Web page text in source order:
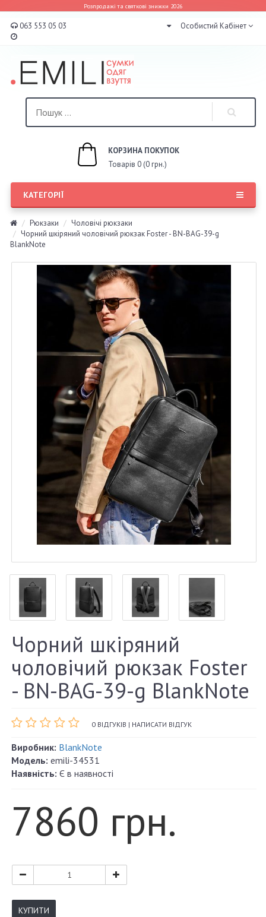
Розпродажі та святкові знижки 2026
063 553 05 03 Особистий Кабінет
КОРЗИНА ПОКУПОК
Товарів 0 (0 грн.)
КАТЕГОРІЇ
Рюкзаки
Чоловічі рюкзаки
Чорний шкіряний чоловічий рюкзак Foster - BN-BAG-39-g
BlankNote
Чорний шкіряний
чоловічий рюкзак Foster
- BN-BAG-39-g BlankNote
0 ВІДГУКІВ | НАПИСАТИ ВІДГУК
Виробник: BlankNote
Модель: emili-34531
Наявність: Є в наявності
7860 грн.
КУПИТИ